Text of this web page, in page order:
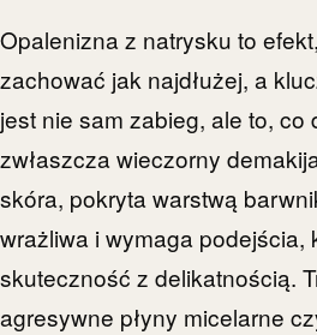
Opalenizna z natrysku to
zachować jak najdłużej, a
jest nie sam zabieg, ale to, co
zwłaszcza wieczorny
skóra, pokryta warstwą
wrażliwa i wymaga podejścia,
skuteczność z delikatnością.
agresywne płyny micelarne